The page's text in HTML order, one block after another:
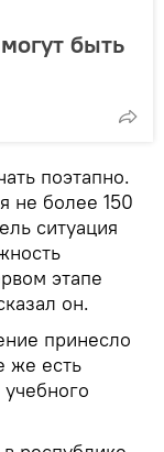
быть
поэтапно.
не более 150
ситуация
этапе
он.
принесло
же есть